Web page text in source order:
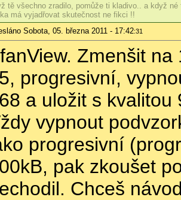
tě všechno zradilo, pomůže ti kladivo.. a když
má vyjadřovat skutečnost ne fikci !!
Sobota, 05. března 2011 - 17:42:31
Zmenšit
progresivní,
a uložit s
vypnout
progresivní
pak zkoušet
Chceš